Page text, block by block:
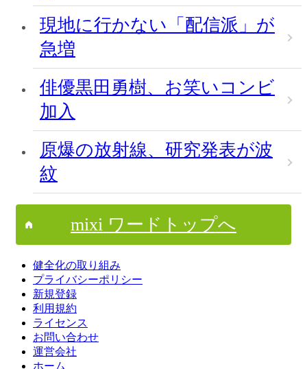
現地に行かない「配信派」が
急増
俳優黒田勇樹、お笑いコンビ
加入
原爆の放射線、研究発表が波
紋
mixi ワードトップへ
健全化の取り組み
プライバシーポリシー
新規登録
利用規約
ライセンス
お問い合わせ
運営会社
ホーム